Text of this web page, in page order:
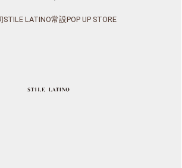
LATINO常設POP UP STORE